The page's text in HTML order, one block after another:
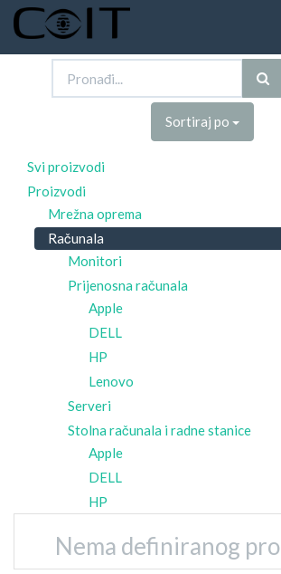
Sortiraj po
Svi proizvodi
Proizvodi
Mrežna oprema
Računala
Monitori
Prijenosna računala
Apple
DELL
HP
Lenovo
Serveri
Stolna računala i radne stanice
Apple
DELL
HP
Nema definiranog